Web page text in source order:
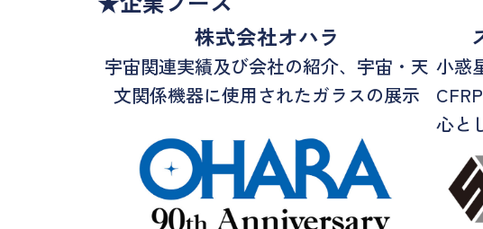
株式会社オハラ
宇宙関連実績及び会社の紹介、宇宙・天
文関係機器に使用されたガラスの展示
小惑
心と